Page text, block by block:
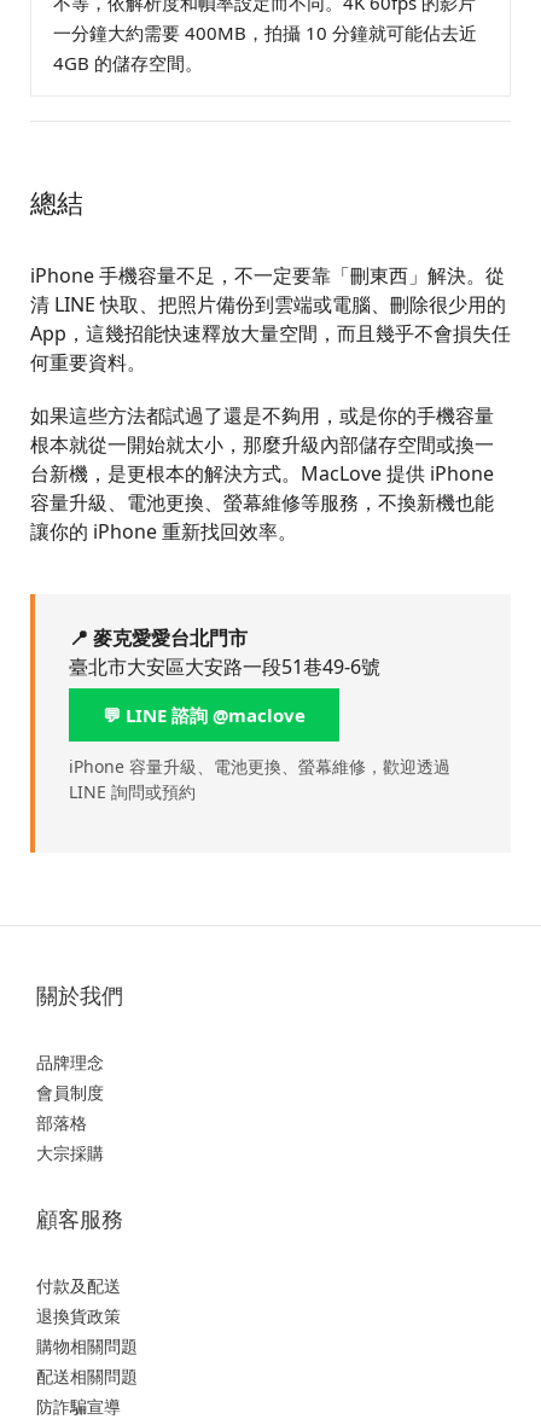
一分鐘大約需要 400MB，拍攝 10 分鐘就可能佔去近
4GB 的儲存空間。
總結
iPhone 手機容量不足，不一定要靠「刪東西」解決。從
清 LINE 快取、把照片備份到雲端或電腦、刪除很少用的
App，這幾招能快速釋放大量空間，而且幾乎不會損失任
何重要資料。
如果這些方法都試過了還是不夠用，或是你的手機容量
根本就從一開始就太小，那麼升級內部儲存空間或換一
台新機，是更根本的解決方式。MacLove 提供 iPhone
容量升級、電池更換、螢幕維修等服務，不換新機也能
讓你的 iPhone 重新找回效率。
📍 麥克愛愛台北門市
臺北市大安區大安路一段51巷49-6號
💬 LINE 諮詢 @maclove
iPhone 容量升級、電池更換、螢幕維修，歡迎透過
LINE 詢問或預約
關於我們
品牌理念
會員制度
部落格
大宗採購
顧客服務
付款及配送
退換貨政策
購物相關問題
配送相關問題
防詐騙宣導